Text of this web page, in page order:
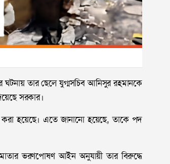
ঘটনায় তার ছেলে যুগ্মসচিব আনিসুর রহমানকে
সরকার।
করা হয়েছে। এতে জানানো হয়েছে, তাকে পদ
ভরণপোষণ আইন অনুযায়ী তার বিরুদ্ধে